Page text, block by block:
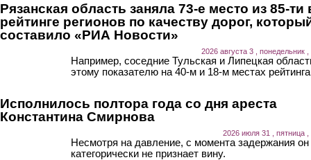
Рязанская область заняла 73-е место из 85-ти
рейтинге регионов по качеству дорог,
составило «РИА Новости»
2026 августа 3 , понедельник ,
Например, соседние Тульская и Липецкая
этому показателю на 40-м и 18-м местах
Исполнилось полтора года со дня ареста
Константина Смирнова
2026 июля 31 , пятница ,
Несмотря на давление, с момента задержания он
категорически не признает вину.